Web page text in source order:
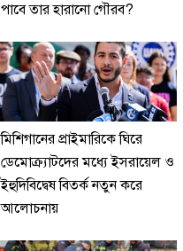
পাবে তার হারানো গৌরব?
মিশিগানের প্রাইমারিকে ঘিরে
ডেমোক্র্যাটদের মধ্যে ইসরায়েল ও
ইহুদিবিদ্বেষ বিতর্ক নতুন করে
আলোচনায়